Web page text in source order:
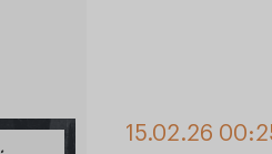
15.02.26